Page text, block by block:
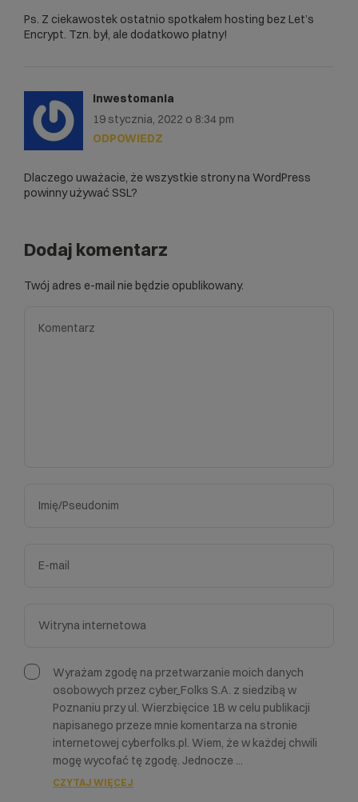
Ps. Z ciekawostek ostatnio spotkałem hosting bez Let’s
Encrypt. Tzn. był, ale dodatkowo płatny!
inwestomania
19 stycznia, 2022 o 8:34 pm
Dlaczego uważacie, że wszystkie strony na WordPress
powinny używać SSL?
ODPOWIEDZ
Dodaj komentarz
Twój adres e-mail nie będzie opublikowany.
Wyrażam zgodę na przetwarzanie moich danych
osobowych przez cyber_Folks S.A. z siedzibą w
Poznaniu przy ul. Wierzbięcice 1B w celu publikacji
napisanego przeze mnie komentarza na stronie
internetowej cyberfolks.pl. Wiem, że w każdej chwili
mogę wycofać tę zgodę. Jednocze ...
CZYTAJ WIĘCEJ